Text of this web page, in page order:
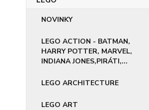
NOVINKY
LEGO ACTION - BATMAN,
HARRY POTTER, MARVEL,
INDIANA JONES,PIRÁTI,...
LEGO ARCHITECTURE
LEGO ART